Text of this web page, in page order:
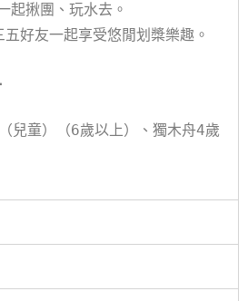
起揪團、玩水去。
五好友一起享受悠閒划槳樂趣。
兒童）（6歲以上）、獨木舟4歲